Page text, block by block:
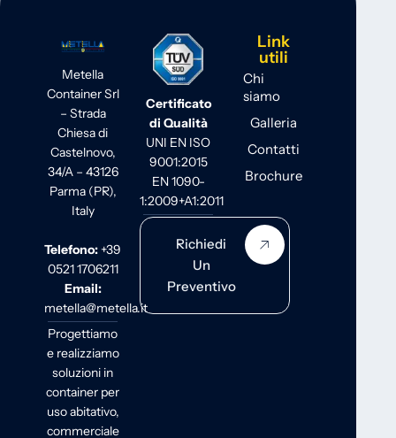
Metella
Container Srl
– Strada
Chiesa di
Castelnovo,
34/A – 43126
Parma (PR),
Italy
Telefono:+39
0521 1706211
Email:
metella@metella.it
Progettiamo
e realizziamo
soluzioni in
container per
uso abitativo,
commerciale
Certificato
di Qualità
UNI EN ISO
9001:2015
EN 1090-
1:2009+A1:2011
Richiedi
Un
Preventivo
Link
utili
Chi
siamo
Galleria
Contatti
Brochure